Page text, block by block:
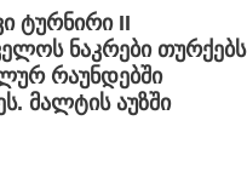
ტურნირი II
ნაკრები თურქებს
რაუნდებში
მალტის აუზში